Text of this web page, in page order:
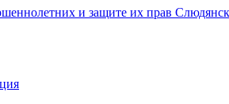
и защите их прав